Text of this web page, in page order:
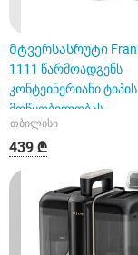
Მტვერსასრუტი
1111 წარმოადგენს
კონტეინერიანი ტიპის
მოწყობილობას,
თბილისი
439 ₾